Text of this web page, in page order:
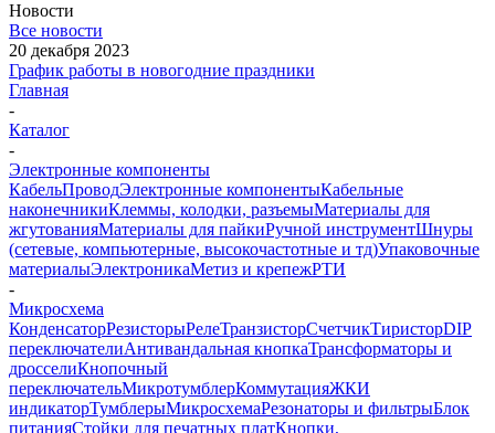
Новости
Все новости
20 декабря 2023
График работы в новогодние праздники
Главная
-
Каталог
-
Электронные компоненты
КабельПроводЭлектронные компонентыКабельные
наконечникиКлеммы, колодки, разъемыМатериалы для
жгутованияМатериалы для пайкиРучной инструментШнуры
(сетевые, компьютерные, высокочастотные и тд)Упаковочные
материалыЭлектроникаМетиз и крепежРТИ
-
Микросхема
КонденсаторРезисторыРелеТранзисторСчетчикТиристорDIP
переключателиАнтивандальная кнопкаТрансформаторы и
дросселиКнопочный
переключательМикротумблерКоммутацияЖКИ
индикаторТумблерыМикросхемаРезонаторы и фильтрыБлок
питанияСтойки для печатных платКнопки,